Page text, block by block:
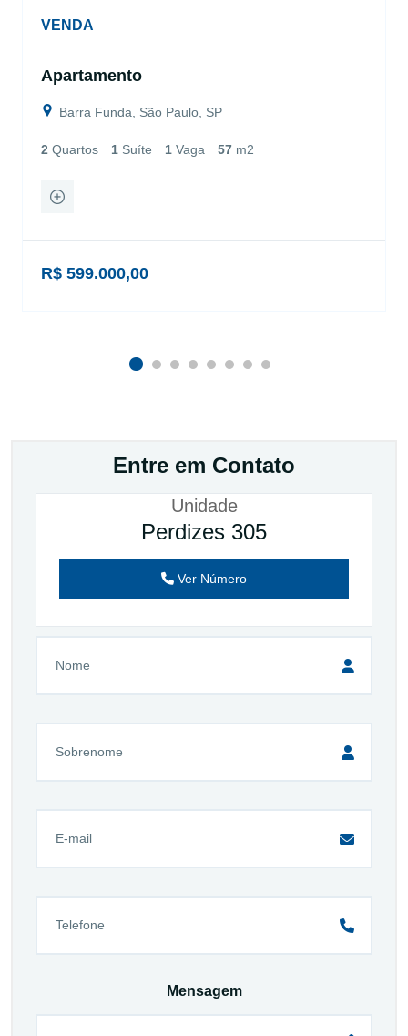
VENDA
Apartamento
Barra Funda, São Paulo, SP
2 Quartos 1 Suíte 1 Vaga 57 m2
R$ 599.000,00
Entre em Contato
Unidade
Perdizes 305
Ver Número
Mensagem